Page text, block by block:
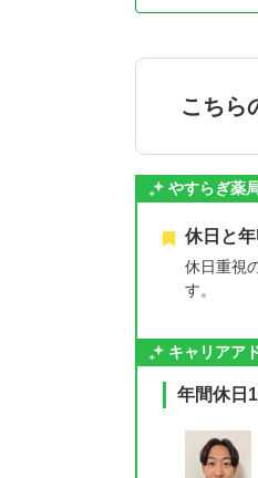
こちら
やすらぎ薬
休日と
休日重視
す。
キャリアア
年間休日